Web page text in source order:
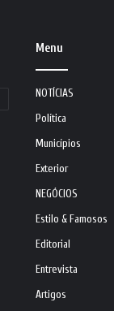
Menu
NOTÍCIAS
Política
Municípios
Exterior
NEGÓCIOS
Estilo & Famosos
Editorial
Entrevista
Artigos